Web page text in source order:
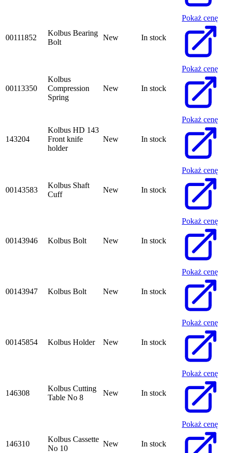
00111852
Kolbus Bearing
Bolt
New In stock
Pokaż cenę
00113350
Kolbus
Compression
Spring
New In stock
Pokaż cenę
143204
Kolbus HD 143
Front knife
holder
New In stock
Pokaż cenę
00143583
Kolbus Shaft
Cuff
New In stock
Pokaż cenę
00143946 Kolbus Bolt New In stock
Pokaż cenę
00143947 Kolbus Bolt New In stock
Pokaż cenę
00145854 Kolbus Holder New In stock
Pokaż cenę
146308
Kolbus Cutting
Table No 8
New In stock
Pokaż cenę
146310
Kolbus Cassette
No 10
New In stock
Pokaż cenę